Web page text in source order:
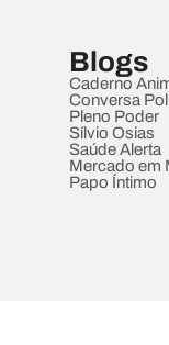
Blogs
Caderno
Conversa
Pleno Poder
Sílvio Osias
Saúde Alerta
Mercado em
Papo Íntimo